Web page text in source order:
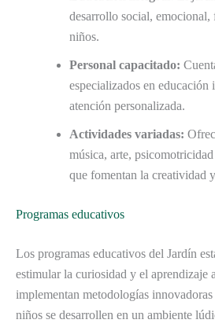
desarrollo social,
niños.
Personal capacitado:
especializados en
atención personalizada.
Actividades variadas:
música, arte,
que fomentan la creatividad
Programas educativos
Los programas educativos del Jardín
estimular la curiosidad y el aprendizaje
implementan metodologías
niños se desarrollen en un ambiente